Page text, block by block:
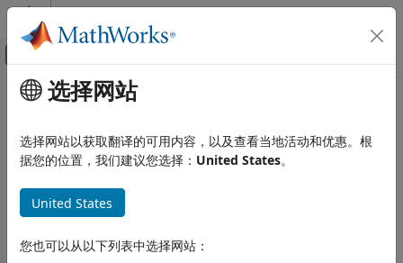
跳到内容
画布外导航菜单切换
文档主页
数据导入和分析
描述性统计量和深度信息
median
语法
主要内容
median
数组的中位数值
全页折叠
语法
M = median(A)
选择网站
选择网站以获取翻译的可用内容，以及查看当地活动和优惠。根
据您的位置，我们建议您选择： United States。
United States
您也可以从以下列表中选择网站：